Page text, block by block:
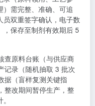
需完整、准确、可追
双重签字确认，电子数
保存至制剂有效期后 5
查原料台账（与供应商
记录（随机抽取 3 批次
据（盲样复测关键指
整改期间暂停生产，整